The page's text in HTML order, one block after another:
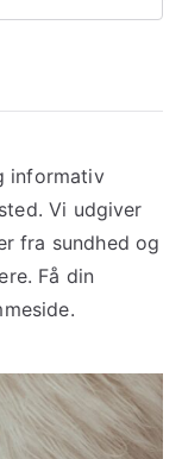
informativ
Vi udgiver
fra sundhed og
Få din